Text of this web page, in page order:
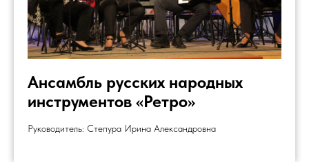
Ансамбль русских народных
инструментов «Ретро»
Руководитель: Степура Ирина Александровна